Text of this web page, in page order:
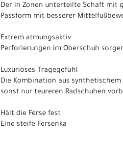
Der in Zonen unterteilte Schaft mit
Passform mit besserer
Extrem atmungsaktiv
Perforierungen im Oberschuh
Luxuriöses Tragegefühl
Die Kombination aus synthetischem
sonst nur teureren Radschuhen
Hält die Ferse fest
Eine steife Fersenka